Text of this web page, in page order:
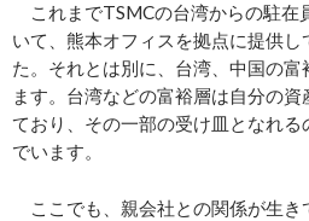
これまでTSMCの台湾からの駐在
いて、熊本オフィスを拠点に提供し
た。それとは別に、台湾、中国の
ます。台湾などの富裕層は自分の
ており、その一部の受け皿となれ
でいます。
ここでも、親会社との関係が生き